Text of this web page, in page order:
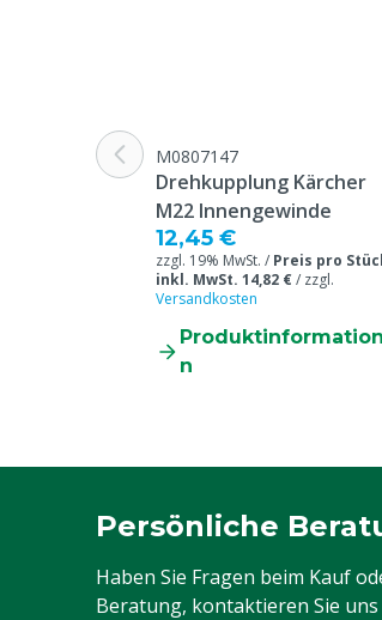
M0807147
Drehkupplung Kärcher
M22 Innengewinde
12,45 €
zzgl. 19% MwSt. / Preis pro
inkl. MwSt. 14,82 €/ zzgl.
Versandkosten
n
Persönliche
Haben Sie Fragen beim Kauf
Beratung, kontaktieren Sie